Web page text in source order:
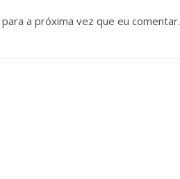
a próxima vez que eu comentar.